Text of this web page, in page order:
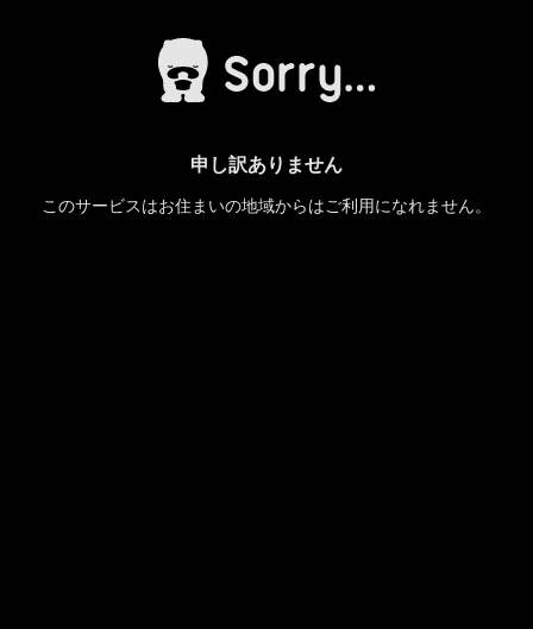
申し訳ありません
このサービスはお住まいの地域からはご利用になれません。